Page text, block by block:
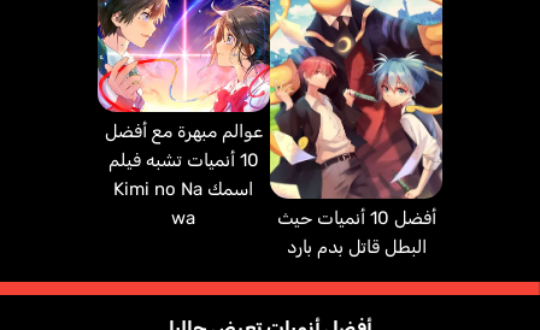
أفضل 10 أنميات حيث
البطل قاتل بدم بارد
عوالم مبهرة مع أفضل
10 أنميات تشبه فيلم
اسمك Kimi no Na
wa